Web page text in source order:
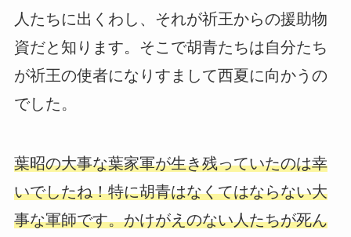
人たちに出くわし、それが祈王からの援助物
資だと知ります。そこで胡青たちは自分たち
が祈王の使者になりすまして西夏に向かうの
でした。
葉昭の大事な葉家軍が生き残っていたのは幸
いでしたね！特に胡青はなくてはならない大
事な軍師です。かけがえのない人たちが死ん